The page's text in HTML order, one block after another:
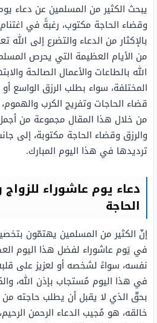
يبحث الكثير من المسلمين عن دعاء
وقضاء الحاجة مكتوب، رغبةً في
بالإكثار من الدعاء والتضرع إلى
من الأيام العظيمة التي يحرص
الله بالطاعات والأعمال الصالحة
المختلفة، سواء بطلب الرزق الواسع
قضاء الحاجات وتفريج الكرب
من خلال هذا المقال مجموعة من
والرزق وقضاء الحاجة مكتوبة، إلى
ترديدها في هذا اليوم المبارك.
دعاء يوم عاشوراء
الحاجة
إنّ الكثير من المسلمين يهتمّون
في يَوم عاشوراء لفضل هذا اليوم
نفسه، سواءً لشخصه أو لعزيز على
في هذا اليوم مُستجاب بإذن الله،
بحقّ الذي لا يقبل أن يطلب حاجته من
خالقه، هو مُجيب الدعاء الرحمن